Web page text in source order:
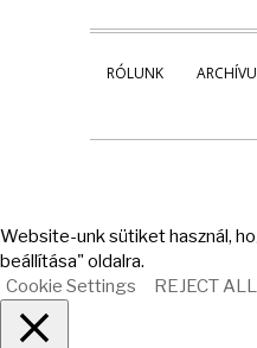
RÓLUNK
Website-unk sütiket használ,
beállítása" oldalra.
Cookie Settings
REJECT ALL